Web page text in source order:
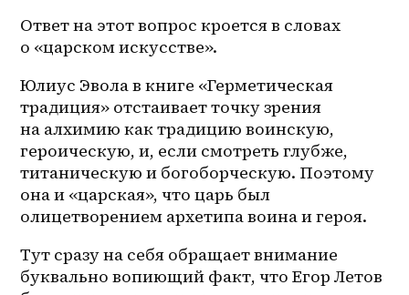
Ответ на этот вопрос кроется в словах
о «царском искусстве».
Юлиус Эвола в книге «Герметическая
традиция» отстаивает точку зрения
на алхимию как традицию воинскую,
героическую, и, если смотреть глубже,
титаническую и богоборческую. Поэтому
она и «царская», что царь был
олицетворением архетипа воина и героя.
Тут сразу на себя обращает внимание
буквально вопиющий факт, что Егор Летов